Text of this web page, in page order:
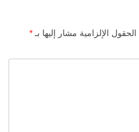
الحقول الإلزامية مشار إليها بـ *